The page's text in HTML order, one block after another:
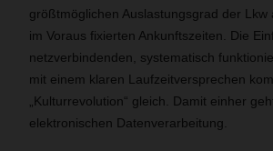
größtmöglichen Auslastungsgrad der Lkw
im Voraus fixierten Ankunftszeiten. Die
netzverbindenden, systematisch
mit einem klaren Laufzeitversprechen
„Kulturrevolution“ gleich. Damit einher
elektronischen Datenverarbeitung.